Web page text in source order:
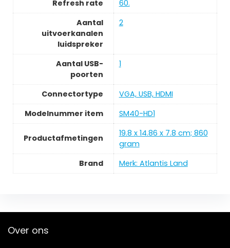
Refresh rate
‎60.
Aantal
uitvoerkanalen
luidspreker
‎2
Aantal USB-
poorten
‎1
Connectortype
‎VGA, USB, HDMI
Modelnummer item
‎SM40-HD1
Productafmetingen
‎19.8 x 14.86 x 7.8 cm; 860
gram
Brand
Merk: Atlantis Land
Over ons